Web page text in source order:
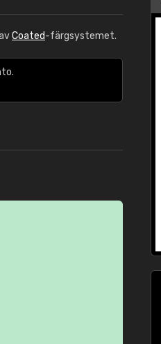
Coated-färgsystemet.